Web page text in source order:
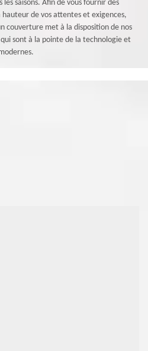
saisons. Afin de vous fournir des
de vos attentes et exigences,
couverture met à la disposition de nos
sont à la pointe de la technologie et